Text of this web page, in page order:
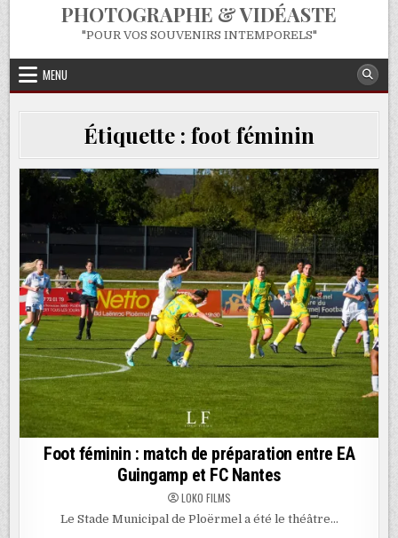
PHOTOGRAPHE & VIDÉASTE
"POUR VOS SOUVENIRS INTEMPORELS"
MENU
Étiquette : foot féminin
Foot féminin : match de préparation entre EA
Guingamp et FC Nantes
LOKO FILMS
Le Stade Municipal de Ploërmel a été le théâtre…